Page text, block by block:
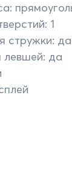
1
стружки: да
левшей: да